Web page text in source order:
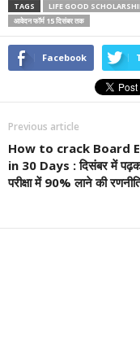
TAGS
LIFE GOOD
आवेदन फॉर्म 15 दिसंबर तक
Facebook
Previous article
How to crack Board
in 30 Days : दिसंबर में
परीक्षा में 90% लाने की